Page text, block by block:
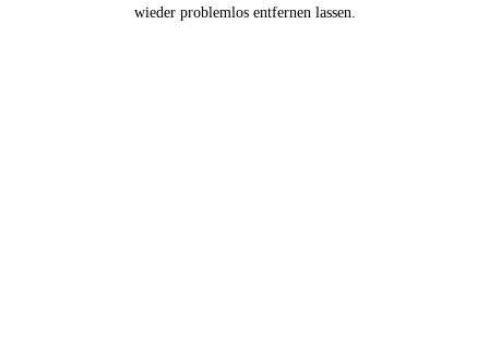
wieder problemlos entfernen lassen.